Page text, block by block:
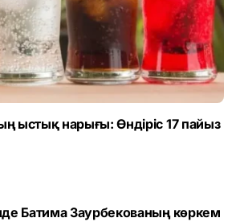
ыстық нарығы: Өндіріс 17 пайыз
Батима Заурбекованың көркем